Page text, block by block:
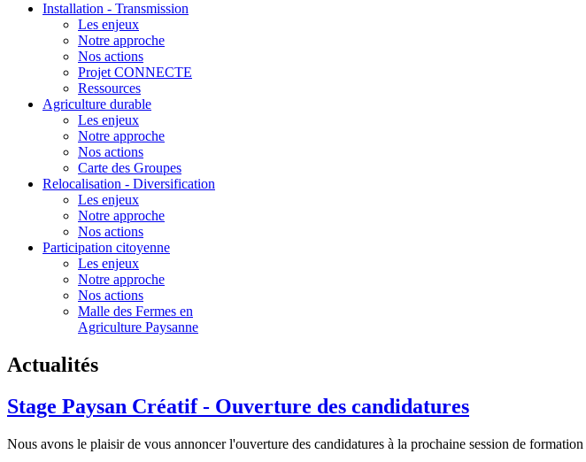
Installation - Transmission
Les enjeux
Notre approche
Nos actions
Projet CONNECTE
Ressources
Agriculture durable
Les enjeux
Notre approche
Nos actions
Carte des Groupes
Relocalisation - Diversification
Les enjeux
Notre approche
Nos actions
Participation citoyenne
Les enjeux
Notre approche
Nos actions
Malle des Fermes en
Agriculture Paysanne
Actualités
Stage Paysan Créatif - Ouverture des candidatures
Nous avons le plaisir de vous annoncer l'ouverture des candidatures à la prochaine session de formation